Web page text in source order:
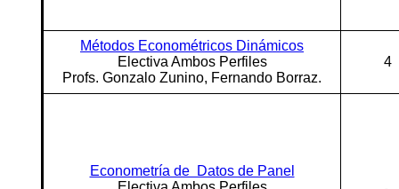
Métodos Econométricos Dinámicos
Electiva Ambos Perfiles
Profs. Gonzalo Zunino, Fernando Borraz.
4
Econometría de Datos de Panel